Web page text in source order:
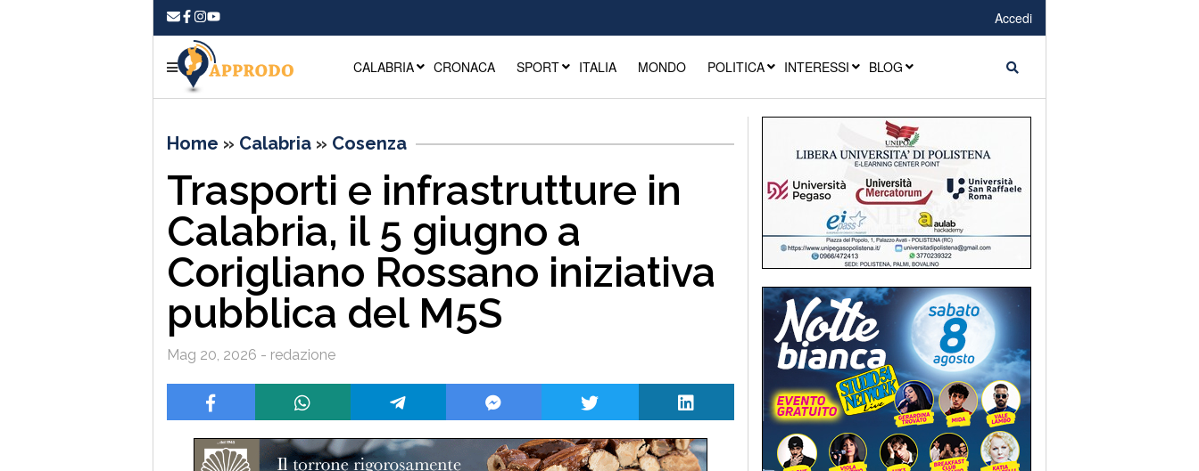
Accedi
CALABRIA CRONACA SPORT ITALIA MONDO POLITICA INTERESSI BLOG
Home » Calabria » Cosenza
Trasporti e infrastrutture in
Calabria, il 5 giugno a
Corigliano Rossano iniziativa
pubblica del M5S
Mag 20, 2026 - redazione